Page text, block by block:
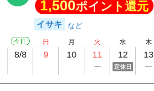
1,500ポイント還元
イサキ
今日
8/8
日
9
月
10
火
11
水
12
定休日
木
13